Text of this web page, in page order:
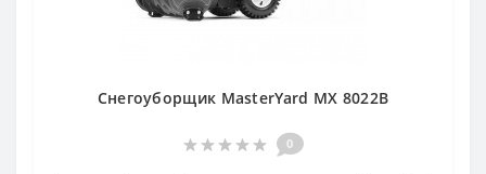
Снегоуборщик MasterYard MX 8022B
0